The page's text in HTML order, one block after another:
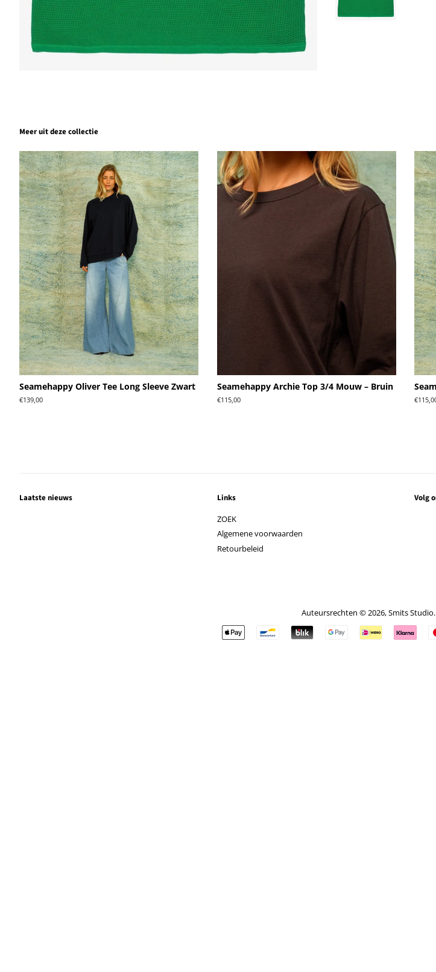
Meer uit deze collectie
Seamehappy Oliver Tee Long Sleeve Zwart
Normale
€139,00
Seamehappy Archie Top 3/4 Mouw – Bruin
Normale
€115,00
Laatste nieuws
Links
ZOEK
Algemene voorwaarden
Retourbeleid
Volg
Auteursrechten © 2026,Smits Studio